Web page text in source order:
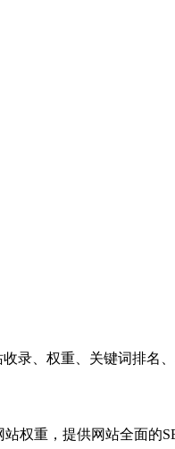
录、权重、关键词排名
权重，提供网站全面的